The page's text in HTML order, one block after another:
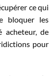
ce qui
bloquer les
acheteur, de
pour